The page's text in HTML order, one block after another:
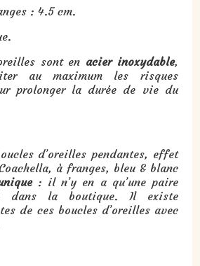
: 4.5 cm.
sont en acier inoxydable,
au maximum les risques
prolonger la durée de vie du
d’oreilles pendantes, effet
à franges, bleu & blanc
: il n’y en a qu’une paire
dans la boutique. Il existe
de ces boucles d’oreilles avec